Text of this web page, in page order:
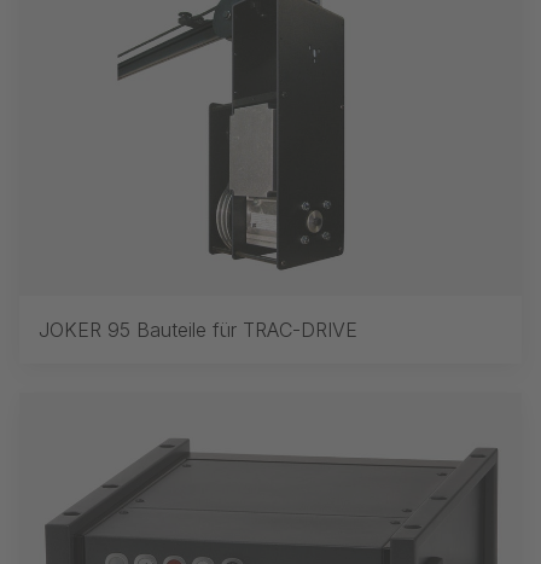
JOKER 95 Bauteile für TRAC-DRIVE